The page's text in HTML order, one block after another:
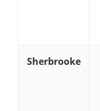
Sherbrooke